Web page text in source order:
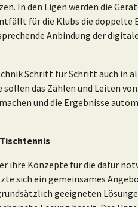
In den Ligen werden die
für die Klubs die doppelte
Anbindung der
Schritt für Schritt auch in
das Zählen und Leiten
und die Ergebnisse
ihre Konzepte für die dafür
sich ein gemeinsames
geeigneten